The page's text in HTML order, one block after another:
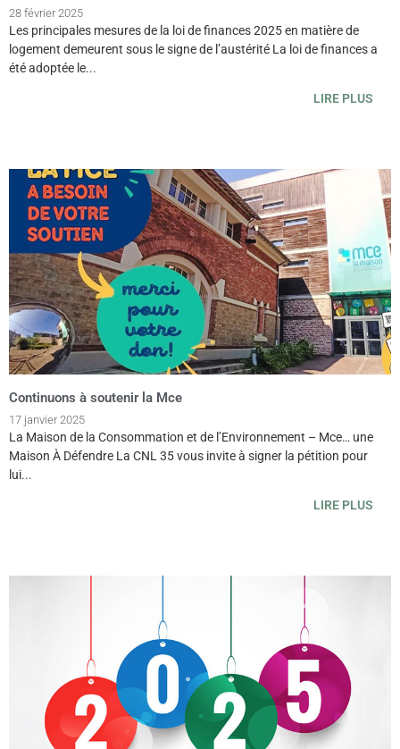
28 février 2025
Les principales mesures de la loi de finances 2025 en matière de
logement demeurent sous le signe de l’austérité La loi de finances a
été adoptée le...
LIRE PLUS
Continuons à soutenir la Mce
17 janvier 2025
La Maison de la Consommation et de l’Environnement – Mce… une
Maison À Défendre La CNL 35 vous invite à signer la pétition pour
lui...
LIRE PLUS